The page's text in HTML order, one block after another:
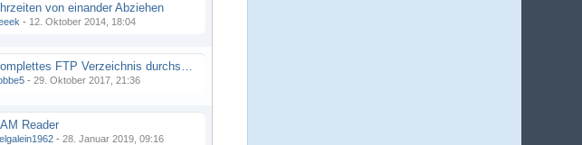
von einander Abziehen
- 12. Oktober 2014, 18:04
Komplettes FTP Verzeichnis durchsuchen/Wörter ersetzen
-29. Oktober 2017, 21:36
Reader
-28. Januar 2019, 09:16